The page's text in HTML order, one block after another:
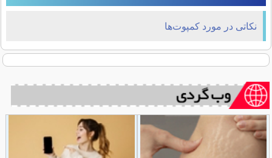
نکاتی‌ در مورد کمپوت‌ها